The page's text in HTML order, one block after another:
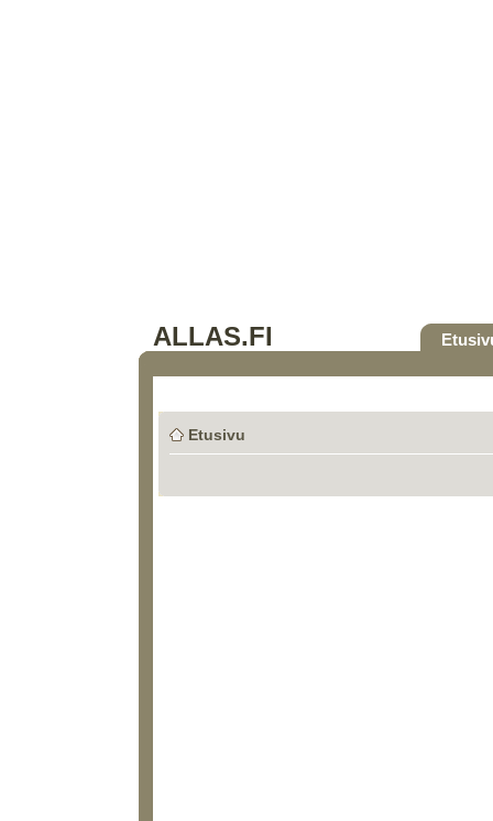
ALLAS.FI
Etusivu